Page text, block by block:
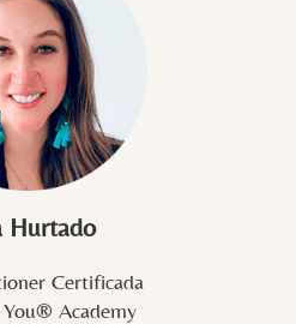
Hurtado
Certificada
Academy